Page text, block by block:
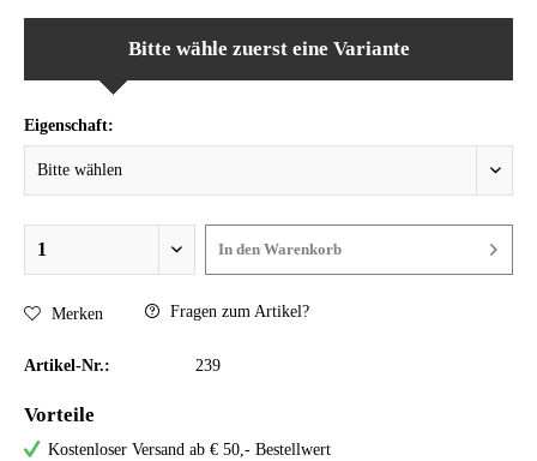
Bitte wähle zuerst eine Variante
Eigenschaft:
In den Warenkorb
Merken Fragen zum Artikel?
Artikel-Nr.: 239
Vorteile
Kostenloser Versand ab € 50,- Bestellwert